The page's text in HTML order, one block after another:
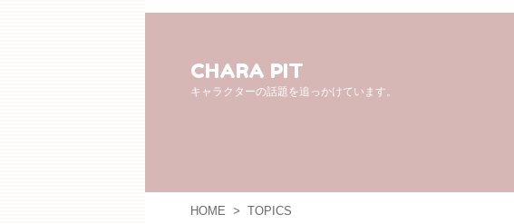
CHARA PIT
キャラクターの話題を追っかけています。
HOME > TOPICS